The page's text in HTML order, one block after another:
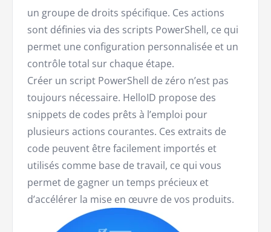
un groupe de droits spécifique. Ces actions
sont définies via des scripts PowerShell, ce qui
permet une configuration personnalisée et un
contrôle total sur chaque étape.
Créer un script PowerShell de zéro n’est pas
toujours nécessaire. HelloID propose des
snippets de codes prêts à l’emploi pour
plusieurs actions courantes. Ces extraits de
code peuvent être facilement importés et
utilisés comme base de travail, ce qui vous
permet de gagner un temps précieux et
d’accélérer la mise en œuvre de vos produits.